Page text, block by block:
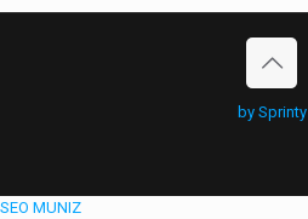
by Sprinty
SEO MUNIZ